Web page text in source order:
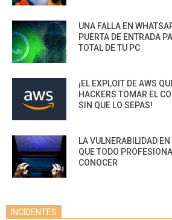
UNA FALLA EN
PUERTA DE ENTRADA
TOTAL DE TU PC
¡EL EXPLOIT DE AWS
HACKERS TOMAR EL
SIN QUE LO SEPAS!
LA VULNERABILIDAD
QUE TODO
CONOCER
INCIDENTES